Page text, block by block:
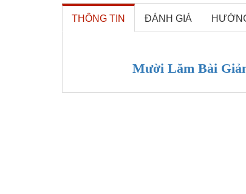
THÔNG TIN ĐÁNH GIÁ
Mười Lăm Bài